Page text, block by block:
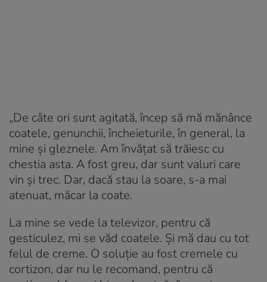
„De câte ori sunt agitată, încep să mă mănânce
coatele, genunchii, încheieturile, în general, la
mine și gleznele. Am învățat să trăiesc cu
chestia asta. A fost greu, dar sunt valuri care
vin și trec. Dar, dacă stau la soare, s-a mai
atenuat, măcar la coate.
La mine se vede la televizor, pentru că
gesticulez, mi se văd coatele. Și mă dau cu tot
felul de creme. O soluție au fost cremele cu
cortizon, dar nu le recomand, pentru că